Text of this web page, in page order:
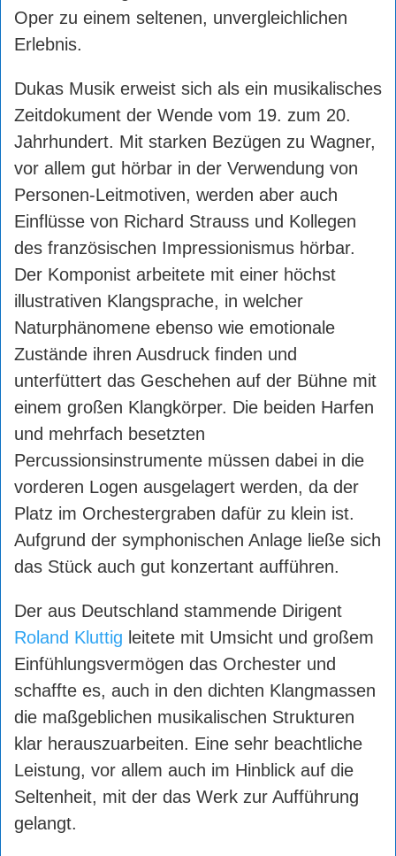
Oper zu einem seltenen, unvergleichlichen
Erlebnis.
Dukas Musik erweist sich als ein musikalisches
Zeitdokument der Wende vom 19. zum 20.
Jahrhundert. Mit starken Bezügen zu Wagner,
vor allem gut hörbar in der Verwendung von
Personen-Leitmotiven, werden aber auch
Einflüsse von Richard Strauss und Kollegen
des französischen Impressionismus hörbar.
Der Komponist arbeitete mit einer höchst
illustrativen Klangsprache, in welcher
Naturphänomene ebenso wie emotionale
Zustände ihren Ausdruck finden und
unterfüttert das Geschehen auf der Bühne mit
einem großen Klangkörper. Die beiden Harfen
und mehrfach besetzten
Percussionsinstrumente müssen dabei in die
vorderen Logen ausgelagert werden, da der
Platz im Orchestergraben dafür zu klein ist.
Aufgrund der symphonischen Anlage ließe sich
das Stück auch gut konzertant aufführen.
Der aus Deutschland stammende Dirigent
Roland Kluttig leitete mit Umsicht und großem
Einfühlungsvermögen das Orchester und
schaffte es, auch in den dichten Klangmassen
die maßgeblichen musikalischen Strukturen
klar herauszuarbeiten. Eine sehr beachtliche
Leistung, vor allem auch im Hinblick auf die
Seltenheit, mit der das Werk zur Aufführung
gelangt.